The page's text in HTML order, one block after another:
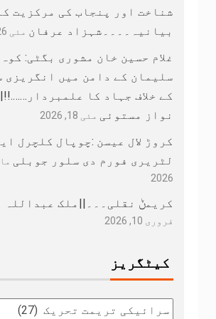
شناخت اور پنجاب کی مرکزیت
بیانیہ۔۔۔۔شہزاد عرفان مئی 26, 2026
غلام حسین خان مشوری بگٹی: کوہ
سلیمان کے دامن میں انگریزی
کے خلاف جہاد کا
نواز مستوئی مئی 18, 2026
کروڑ لال عیسن :چوپال کلچرل
لٹریری فورم دی سلور جوبلی
2026
کریمݨ نقلی۔۔۔||ملک عبداللہ
فروری 10, 2026
کیٹگریز